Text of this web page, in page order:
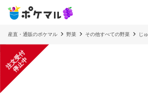
産直・通販のポケマル 野菜 その他すべての野菜 じ
注
文
受
付
停
止
中